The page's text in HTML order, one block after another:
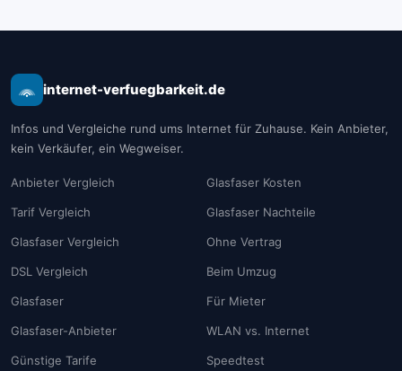
internet-verfuegbarkeit.de
Infos und Vergleiche rund ums Internet für Zuhause. Kein Anbieter,
kein Verkäufer, ein Wegweiser.
Anbieter Vergleich
Tarif Vergleich
Glasfaser Vergleich
DSL Vergleich
Glasfaser
Glasfaser-Anbieter
Günstige Tarife
Glasfaser Kosten
Glasfaser Nachteile
Ohne Vertrag
Beim Umzug
Für Mieter
WLAN vs. Internet
Speedtest